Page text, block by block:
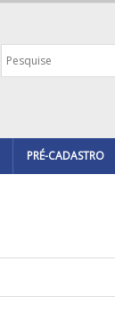
PRÉ-CADASTRO